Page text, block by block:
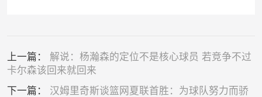
上一篇： 解说：杨瀚森的定位不是核心球员 若竞争不过
卡尔森该回来就回来
下一篇： 汉姆里奇斯谈篮网夏联首胜：为球队努力而骄